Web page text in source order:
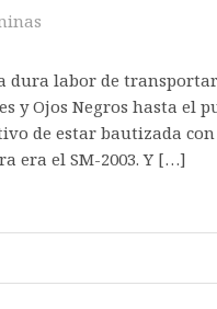
dura labor de
y Ojos Negros hasta el
de estar bautizada
era el SM-2003. Y […]